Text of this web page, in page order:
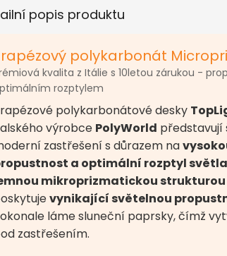
popis produktu
polykarbonát
kvalita z Itálie s 10letou zárukou -
rozptylem
polykarbonátové desky
výrobce PolyWorld představují
zastřešení s důrazem na
a optimální rozptyl světla
mikroprizmatickou
vynikající světelnou
láme sluneční paprsky, čímž
zastřešením.